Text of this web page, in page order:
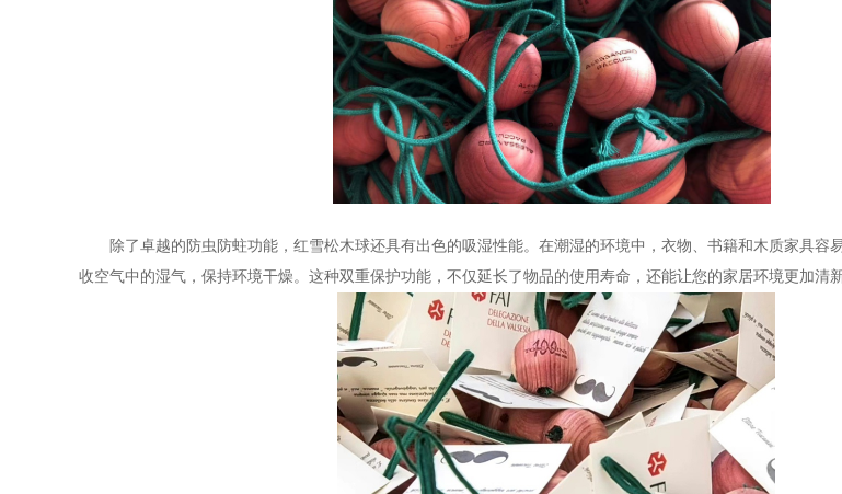
除了卓越的防虫防蛀功能，红雪松木球还具有出色的吸湿性能。在潮湿的环境中，衣物、书籍和木质家具容
收空气中的湿气，保持环境干燥。这种双重保护功能，不仅延长了物品的使用寿命，还能让您的家居环境更加清新